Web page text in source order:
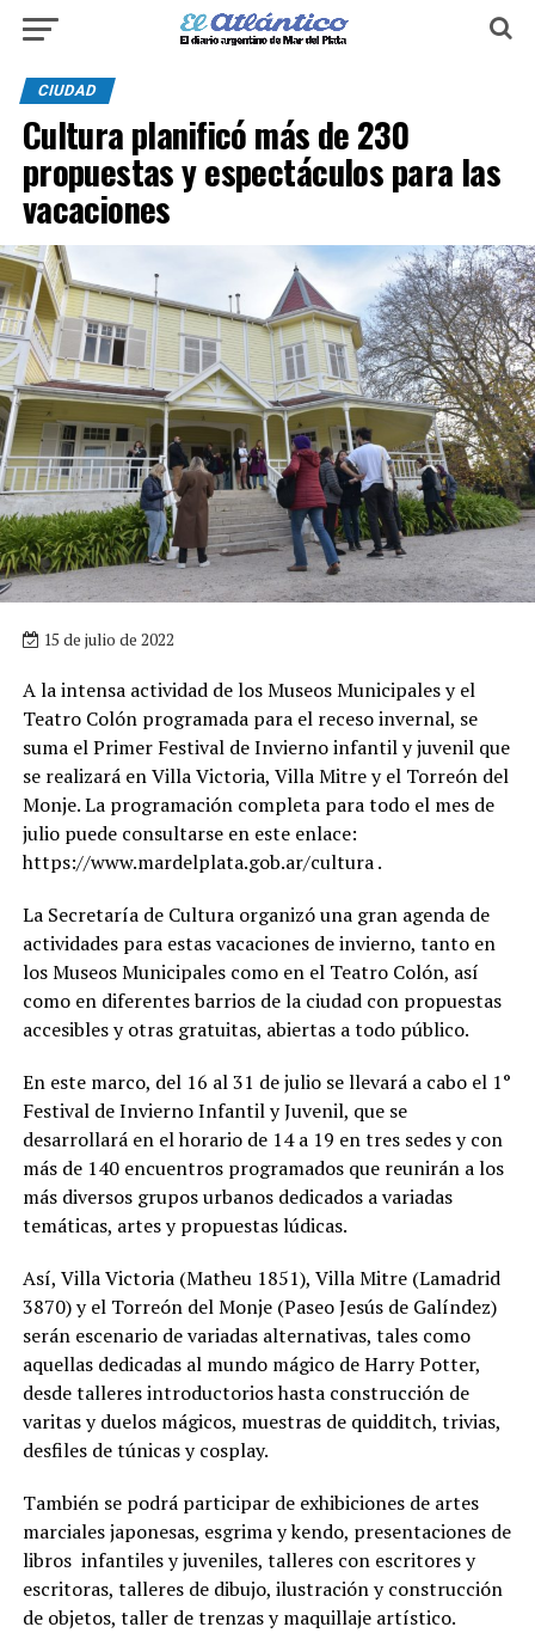
CIUDAD
Cultura planificó más de 230
propuestas y espectáculos para las
vacaciones
15 de julio de 2022
A la intensa actividad de los Museos Municipales y el
Teatro Colón programada para el receso invernal, se
suma el Primer Festival de Invierno infantil y juvenil que
se realizará en Villa Victoria, Villa Mitre y el Torreón del
Monje. La programación completa para todo el mes de
julio puede consultarse en este enlace:
https://www.mardelplata.gob.ar/cultura .
La Secretaría de Cultura organizó una gran agenda de
actividades para estas vacaciones de invierno, tanto en
los Museos Municipales como en el Teatro Colón, así
como en diferentes barrios de la ciudad con propuestas
accesibles y otras gratuitas, abiertas a todo público.
En este marco, del 16 al 31 de julio se llevará a cabo el 1°
Festival de Invierno Infantil y Juvenil, que se
desarrollará en el horario de 14 a 19 en tres sedes y con
más de 140 encuentros programados que reunirán a los
más diversos grupos urbanos dedicados a variadas
temáticas, artes y propuestas lúdicas.
Así, Villa Victoria (Matheu 1851), Villa Mitre (Lamadrid
3870) y el Torreón del Monje (Paseo Jesús de Galíndez)
serán escenario de variadas alternativas, tales como
aquellas dedicadas al mundo mágico de Harry Potter,
desde talleres introductorios hasta construcción de
varitas y duelos mágicos, muestras de quidditch, trivias,
desfiles de túnicas y cosplay.
También se podrá participar de exhibiciones de artes
marciales japonesas, esgrima y kendo, presentaciones de
libros infantiles y juveniles, talleres con escritores y
escritoras, talleres de dibujo, ilustración y construcción
de objetos, taller de trenzas y maquillaje artístico.